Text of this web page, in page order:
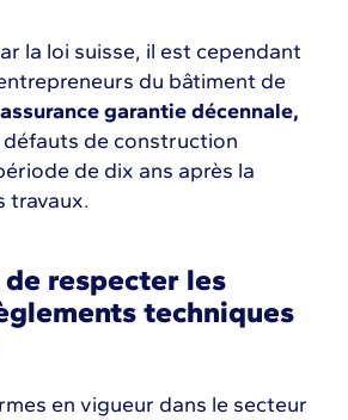
la loi suisse, il est cependant
du bâtiment de
assurance garantie décennale,
défauts de construction
de dix ans après la
travaux.
respecter les
techniques
en vigueur dans le secteur